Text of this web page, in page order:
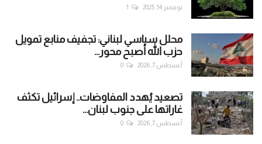
نوفمبر 14, 2025 1
محلل سياسي لبناني: تجفيف منابع تمويل
حزب الله أصبح محور...
أغسطس 7, 2026 0
تصعيد يُهدد المفاوضات.. إسرائيل تكثف
غاراتها على جنوب لبنان...
أغسطس 7, 2026 0